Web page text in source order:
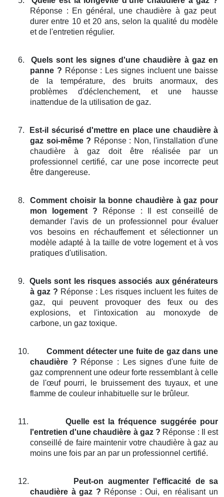
Réponse : En général, une chaudière à gaz peut
durer entre 10 et 20 ans, selon la qualité du modèle
et de l'entretien régulier.
6.
Quels sont les signes d'une chaudière à gaz en
panne ? Réponse : Les signes incluent une baisse
de la température, des bruits anormaux, des
problèmes d'déclenchement, et une hausse
inattendue de la utilisation de gaz.
7.
Est-il sécurisé d'mettre en place une chaudière à
gaz soi-même ? Réponse : Non, l'installation d'une
chaudière à gaz doit être réalisée par un
professionnel certifié, car une pose incorrecte peut
être dangereuse.
8.
Comment choisir la bonne chaudière à gaz pour
mon logement ? Réponse : Il est conseillé de
demander l'avis de un professionnel pour évaluer
vos besoins en réchauffement et sélectionner un
modèle adapté à la taille de votre logement et à vos
pratiques d'utilisation.
9.
Quels sont les risques associés aux générateurs
à gaz ? Réponse : Les risques incluent les fuites de
gaz, qui peuvent provoquer des feux ou des
explosions, et l'intoxication au monoxyde de
carbone, un gaz toxique.
10.
Comment détecter une fuite de gaz dans une
chaudière ? Réponse : Les signes d'une fuite de
gaz comprennent une odeur forte ressemblant à celle
de l'œuf pourri, le bruissement des tuyaux, et une
flamme de couleur inhabituelle sur le brûleur.
11.
Quelle est la fréquence suggérée pour
l'entretien d'une chaudière à gaz ? Réponse : Il est
conseillé de faire maintenir votre chaudière à gaz au
moins une fois par an par un professionnel certifié.
12.
Peut-on augmenter l'efficacité de sa
chaudière à gaz ? Réponse : Oui, en réalisant un